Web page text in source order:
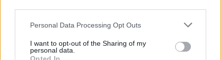
Personal Data Processing Opt Outs
I want to opt-out of the Sharing of my
personal data.